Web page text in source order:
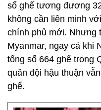
số ghế tương đương
không cần liên minh
chính phủ mới. Nhưng
Myanmar, ngay cả khi
tổng số 664 ghế trong
quân đội hậu thuận
ghế.